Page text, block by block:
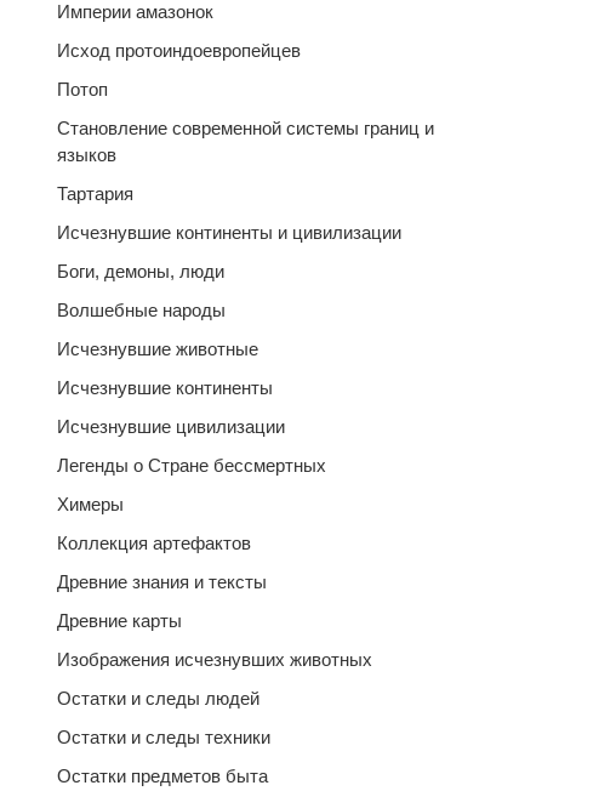
Империи амазонок
Исход протоиндоевропейцев
Потоп
Становление современной системы границ и
языков
Тартария
Исчезнувшие континенты и цивилизации
Боги, демоны, люди
Волшебные народы
Исчезнувшие животные
Исчезнувшие континенты
Исчезнувшие цивилизации
Легенды о Стране бессмертных
Химеры
Коллекция артефактов
Древние знания и тексты
Древние карты
Изображения исчезнувших животных
Остатки и следы людей
Остатки и следы техники
Остатки предметов быта